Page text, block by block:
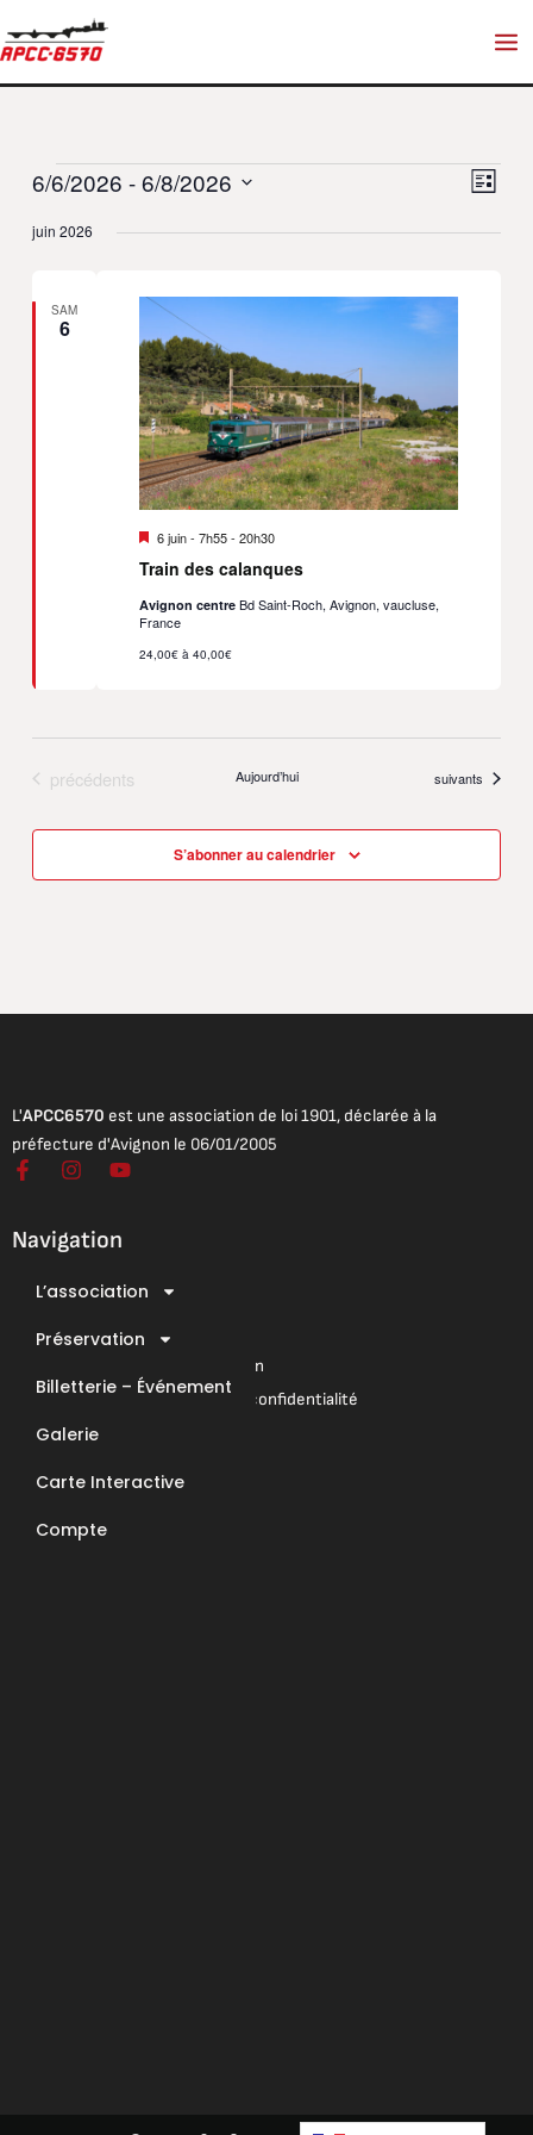
au
Évènements
vues
Liste
6/6/2026 - 6/8/2026
une
juin 2026
SAM
6
Train des calanques
Mis
avant
6 juin - 7h55- 20h30
Avignon centre Bd Saint-Roch, Avignon, vaucluse,
France
24,00€ à 40,00€
Évènements
précédents Aujourd’hui Évènements
suivants
S’abonner au calendrier
L'APCC6570 est une association de loi 1901, déclarée à la
préfecture d'Avignon le 06/01/2005
F
a
e
b
I
t
a
r
m
Y
t
u
e
Navigation
L’association
Préservation
Billetterie – Événement
Galerie
Carte Interactive
Compte
Mentions légales
Conditions Générales de Vente
Conditions Générales d’Utilisation
Mentions légales & Politique de confidentialité
E-Mail : contact@apcc6570.fr
Téléphone : 06 85 81 94 56